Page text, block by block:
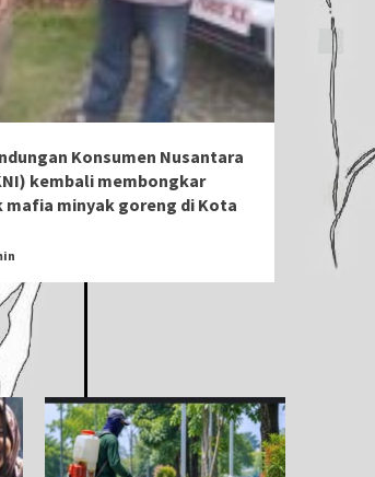
Konsumen Nusantara
kembali membongkar
mafia minyak goreng di Kota